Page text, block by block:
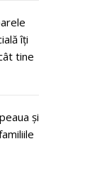
îți
tine
și